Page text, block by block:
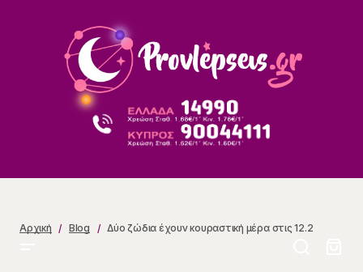
Αρχική Blog Δύο ζώδια έχουν κουραστική μέρα στις 12.2